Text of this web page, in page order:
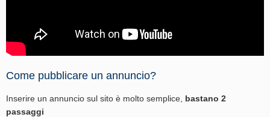
Come pubblicare un annuncio?
Inserire un annuncio sul sito è molto semplice, bastano 2
passaggi